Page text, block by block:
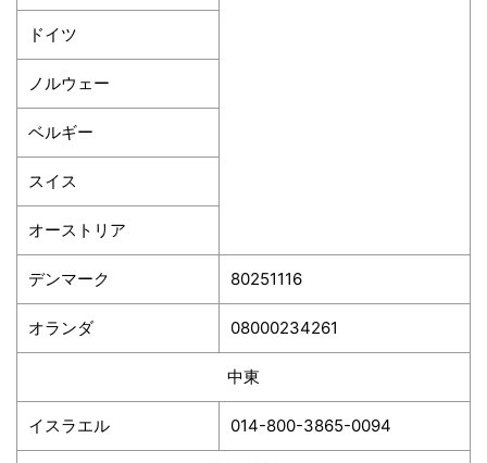
ドイツ
ノルウェー
ベルギー
スイス
オーストリア
デンマーク 80251116
オランダ 08000234261
中東
イスラエル 014-800-3865-0094